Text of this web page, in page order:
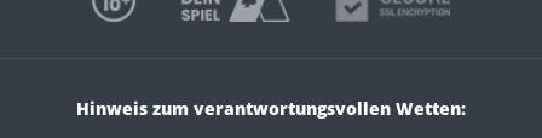
Hinweis zum verantwortungsvollen Wetten: